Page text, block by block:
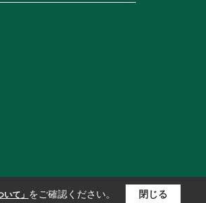
て」 をご確認ください。 閉じる